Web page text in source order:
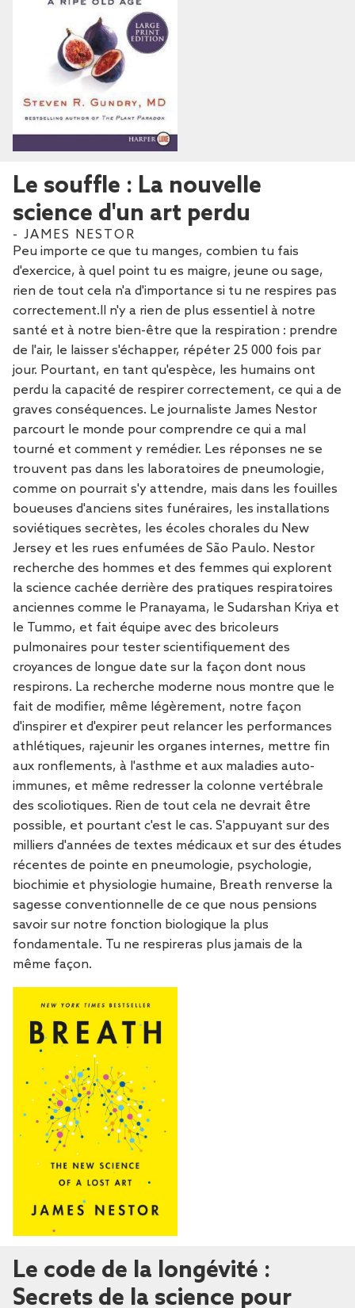
Le souffle : La nouvelle
science d'un art perdu
- JAMES NESTOR
Peu importe ce que tu manges, combien tu fais
d'exercice, à quel point tu es maigre, jeune ou sage,
rien de tout cela n'a d'importance si tu ne respires pas
correctement.Il n'y a rien de plus essentiel à notre
santé et à notre bien-être que la respiration : prendre
de l'air, le laisser s'échapper, répéter 25 000 fois par
jour. Pourtant, en tant qu'espèce, les humains ont
perdu la capacité de respirer correctement, ce qui a de
graves conséquences. Le journaliste James Nestor
parcourt le monde pour comprendre ce qui a mal
tourné et comment y remédier. Les réponses ne se
trouvent pas dans les laboratoires de pneumologie,
comme on pourrait s'y attendre, mais dans les fouilles
boueuses d'anciens sites funéraires, les installations
soviétiques secrètes, les écoles chorales du New
Jersey et les rues enfumées de São Paulo. Nestor
recherche des hommes et des femmes qui explorent
la science cachée derrière des pratiques respiratoires
anciennes comme le Pranayama, le Sudarshan Kriya et
le Tummo, et fait équipe avec des bricoleurs
pulmonaires pour tester scientifiquement des
croyances de longue date sur la façon dont nous
respirons. La recherche moderne nous montre que le
fait de modifier, même légèrement, notre façon
d'inspirer et d'expirer peut relancer les performances
athlétiques, rajeunir les organes internes, mettre fin
aux ronflements, à l'asthme et aux maladies auto-
immunes, et même redresser la colonne vertébrale
des scoliotiques. Rien de tout cela ne devrait être
possible, et pourtant c'est le cas. S'appuyant sur des
milliers d'années de textes médicaux et sur des études
récentes de pointe en pneumologie, psychologie,
biochimie et physiologie humaine, Breath renverse la
sagesse conventionnelle de ce que nous pensions
savoir sur notre fonction biologique la plus
fondamentale. Tu ne respireras plus jamais de la
même façon.
Le code de la longévité :
Secrets de la science pour